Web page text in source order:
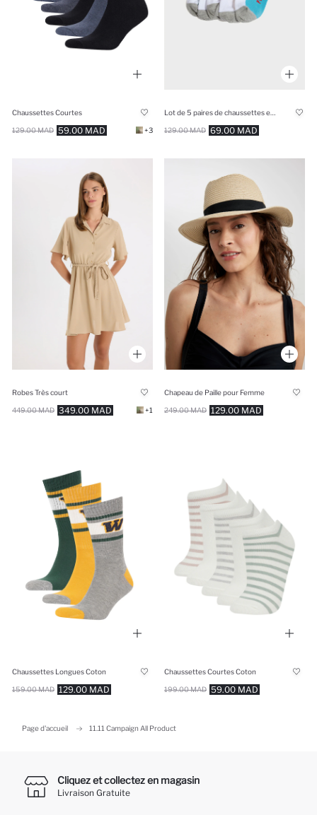
Chaussettes Courtes
59.00 MAD
129.00 MAD +3 69.00 MAD
129.00 MAD
Robes Très court
349.00 MAD
449.00 MAD +1
Chapeau de Paille pour Femme
129.00 MAD
249.00 MAD
Chaussettes Longues Coton
129.00 MAD
159.00 MAD
Chaussettes Courtes Coton
59.00 MAD
199.00 MAD
Page d'accueil 11.11 Campaign All Product
Cliquez et collectez en magasin
Livraison Gratuite